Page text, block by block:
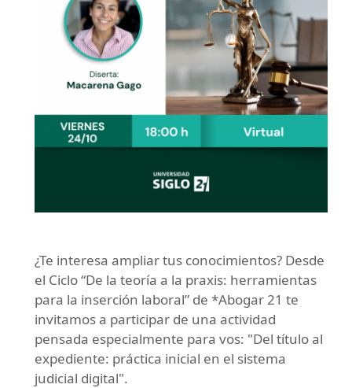
¿Te interesa ampliar tus conocimientos? Desde
el Ciclo “De la teoría a la praxis: herramientas
para la inserción laboral” de *Abogar 21 te
invitamos a participar de una actividad
pensada especialmente para vos: "Del título al
expediente: práctica inicial en el sistema
judicial digital".